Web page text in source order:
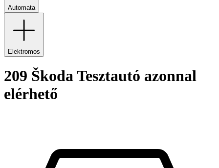
Automata
Elektromos
209 Škoda Tesztautó azonnal
elérhető